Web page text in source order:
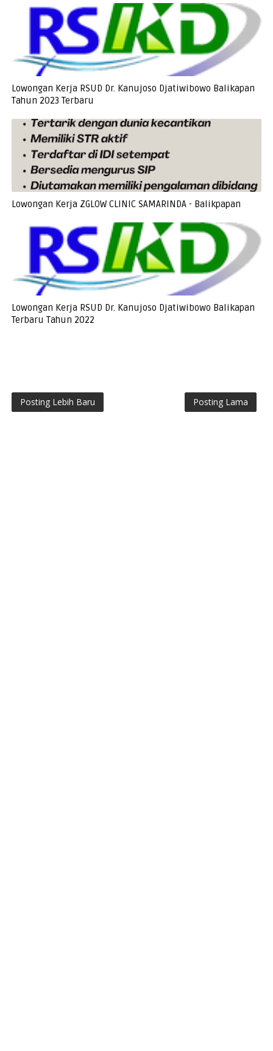
Lowongan Kerja RSUD Dr. Kanujoso Djatiwibowo Balikapan
Tahun 2023 Terbaru
Lowongan Kerja ZGLOW CLINIC SAMARINDA - Balikpapan
Lowongan Kerja RSUD Dr. Kanujoso Djatiwibowo Balikapan
Terbaru Tahun 2022
Posting Lebih Baru Posting Lama